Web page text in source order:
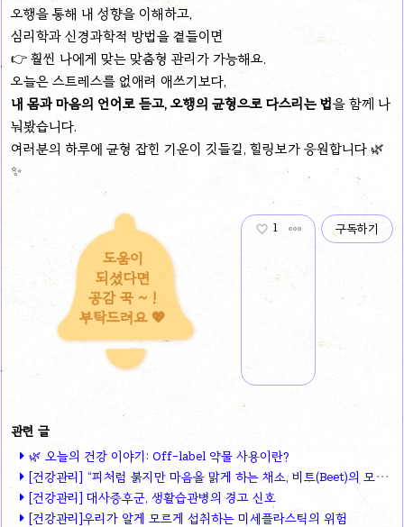
오행을 통해 내 성향을 이해하고,
심리학과 신경과학적 방법을 곁들이면
👉 훨씬 나에게 맞는 맞춤형 관리가 가능해요.
오늘은 스트레스를 없애려 애쓰기보다,
내 몸과 마음의 언어로 듣고, 오행의 균형으로 다스리는 법을 함께 나
눠봤습니다.
여러분의 하루에 균형 잡힌 기운이 깃들길, 힐링보가 응원합니다 🌿
✨
도움이
되셨다면
공감 꾹 ~ !
부탁드려요 💖
1 구독하기
🌿 오늘의 건강 이야기: Off-label 약물 사용이란?
[건강관리] “피처럼 붉지만 마음을 맑게 하는 채소, 비트(Beet)의 모든 것!”
[건강관리] 대사증후군, 생활습관병의 경고 신호
[건강관리]우리가 알게 모르게 섭취하는 미세플라스틱의 위험